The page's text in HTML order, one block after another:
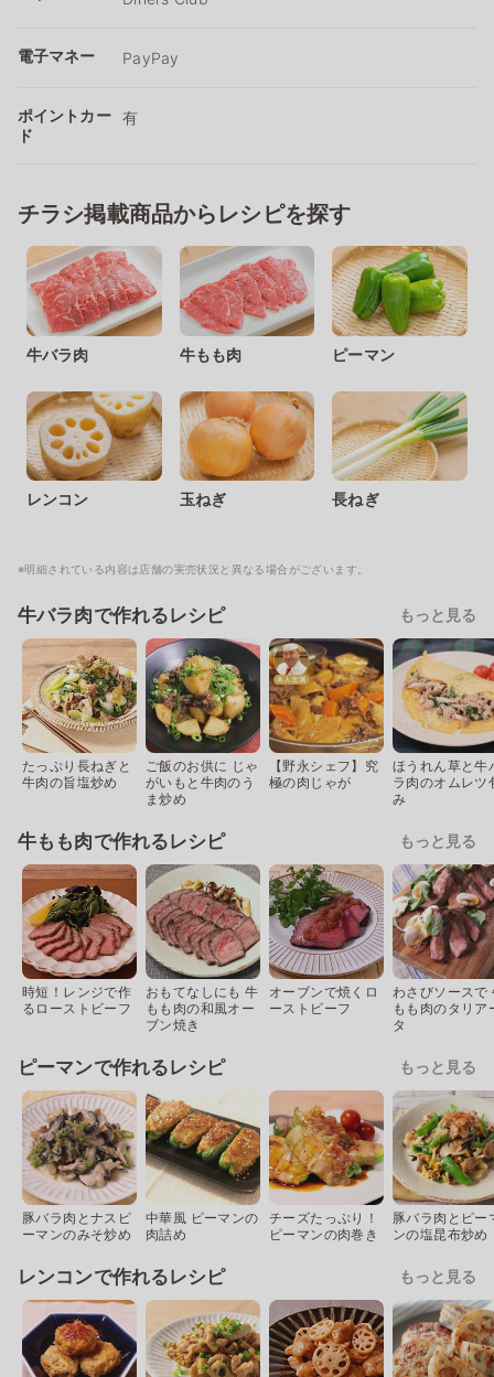
電子マネー PayPay
ポイントカー
ド
有
チラシ掲載商品からレシピを探す
牛バラ肉 牛もも肉 ピーマン
レンコン 玉ねぎ 長ねぎ
※明細されている内容は店舗の実売状況と異なる場合がございます。
牛バラ肉で作れるレシピ もっと見る
たっぷり長ねぎと
牛肉の旨塩炒め
ご飯のお供に じゃ
がいもと牛肉のう
ま炒め
【野永シェフ】究
極の肉じゃが
ほうれん草と牛
ラ肉のオムレツ
み
牛もも肉で作れるレシピ もっと見る
時短！レンジで作
るローストビーフ
おもてなしにも 牛
もも肉の和風オー
ブン焼き
オーブンで焼くロ
ーストビーフ
わさびソースで
もも肉のタリア
タ
ピーマンで作れるレシピ もっと見る
豚バラ肉とナスピ
ーマンのみそ炒め
中華風 ピーマンの
肉詰め
チーズたっぷり！
ピーマンの肉巻き
豚バラ肉とピー
ンの塩昆布炒め
レンコンで作れるレシピ もっと見る